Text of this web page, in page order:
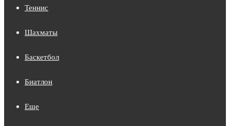
Теннис
Шахматы
Баскетбол
Биатлон
Еще